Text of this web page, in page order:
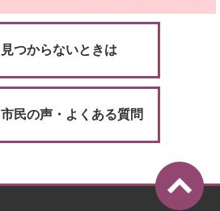
見つからないときは
市民の声・よくある質問